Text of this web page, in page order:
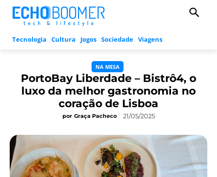
Tecnologia Cultura Jogos Sociedade Viagens
NA MESA
PortoBay Liberdade – Bistrô4, o
luxo da melhor gastronomia no
coração de Lisboa
por Graça Pacheco 21/05/2025